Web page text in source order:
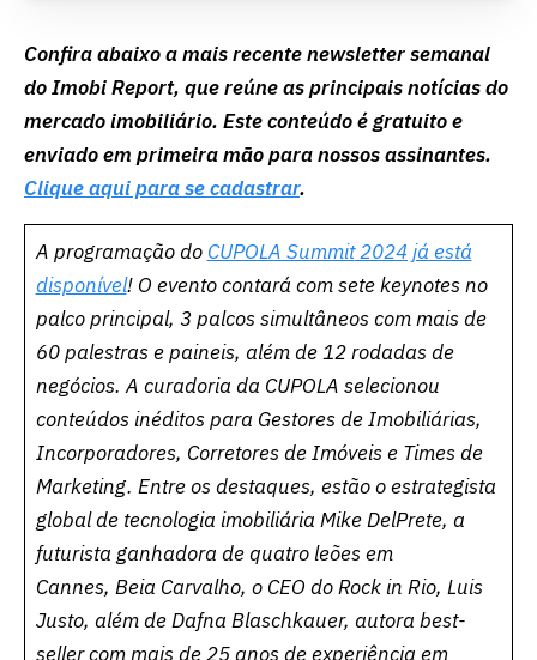
Confira abaixo a mais recente newsletter semanal
do Imobi Report, que reúne as principais notícias do
mercado imobiliário. Este conteúdo é gratuito e
enviado em primeira mão para nossos assinantes.
Clique aqui para se cadastrar.
A programação do CUPOLA Summit2024 já está
disponível! O evento contará com sete keynotes no
palco principal, 3 palcos simultâneos com mais de
60 palestras e paineis, além de 12 rodadas de
negócios. A curadoria da CUPOLA selecionou
conteúdos inéditos para Gestores de Imobiliárias,
Incorporadores, Corretores de Imóveis e Times de
Marketing. Entre os destaques, estão o estrategista
global de tecnologia imobiliária Mike DelPrete, a
futurista ganhadora de quatro leões em
Cannes, Beia Carvalho, o CEO do Rock in Rio, Luis
Justo, além de Dafna Blaschkauer, autora best-
seller com mais de 25 anos de experiência em